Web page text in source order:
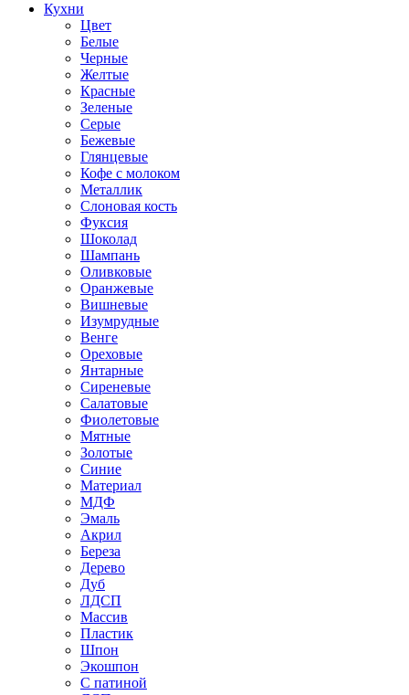
Кухни
Цвет
Белые
Черные
Желтые
Красные
Зеленые
Серые
Бежевые
Глянцевые
Кофе с молоком
Металлик
Слоновая кость
Фуксия
Шоколад
Шампань
Оливковые
Оранжевые
Вишневые
Изумрудные
Венге
Ореховые
Янтарные
Сиреневые
Салатовые
Фиолетовые
Мятные
Золотые
Синие
Материал
МДФ
Эмаль
Акрил
Береза
Дерево
Дуб
ЛДСП
Массив
Пластик
Шпон
Экошпон
С патиной